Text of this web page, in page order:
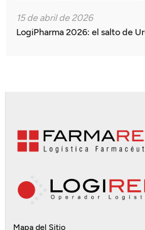
15 de abril de 2026
LogiPharma 2026: el salto de
Mapa del Sitio